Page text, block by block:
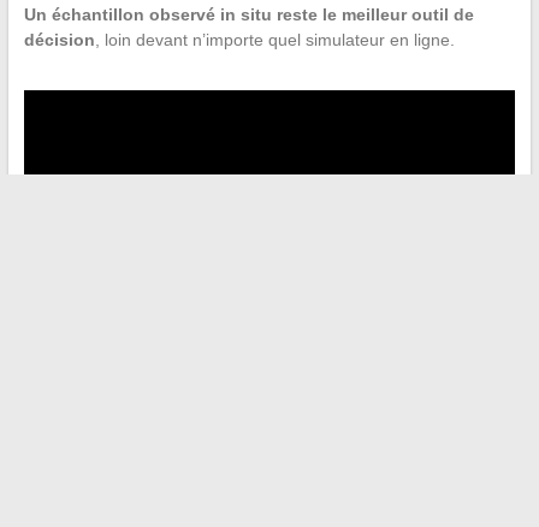
Un échantillon observé in situ reste le meilleur outil de
décision , loin devant n’importe quel simulateur en ligne.